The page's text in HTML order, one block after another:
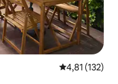
Vlerësimi
4,81 (132)